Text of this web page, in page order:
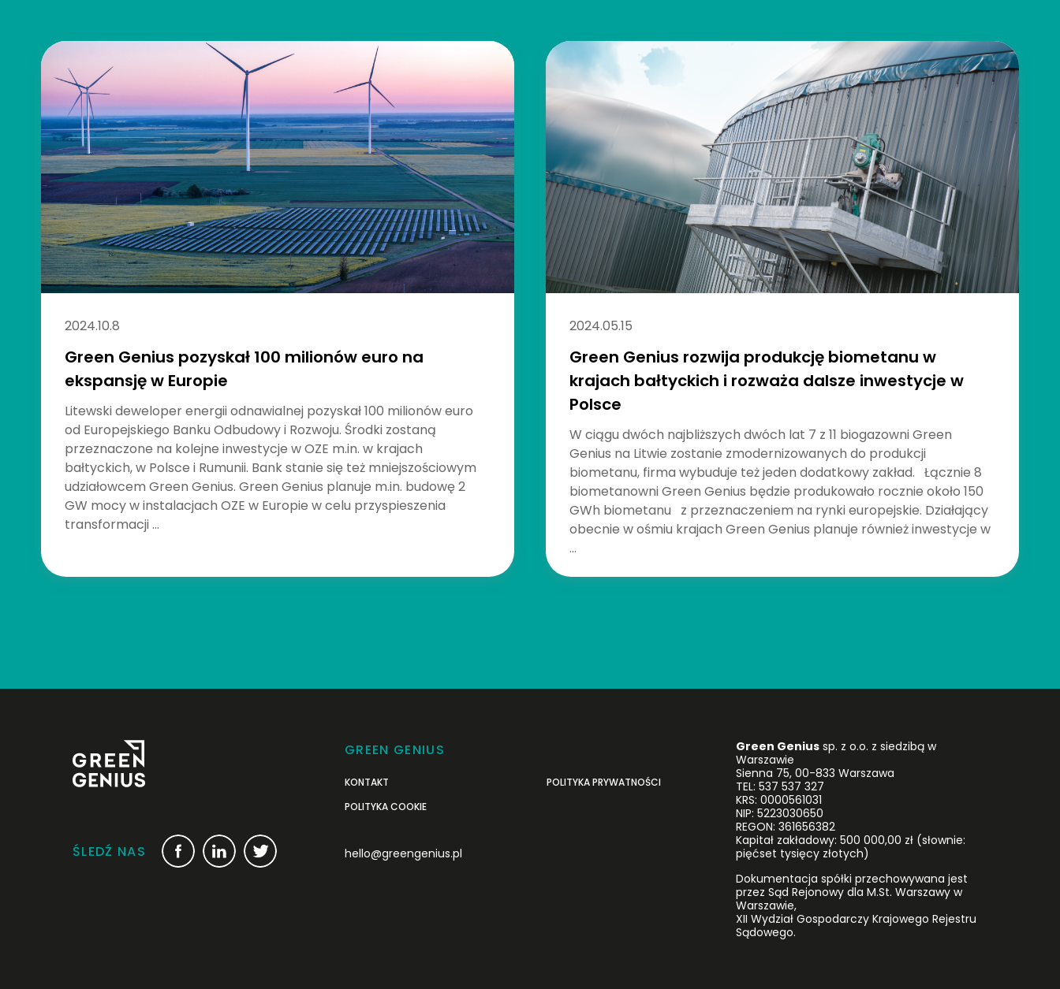
2024.10.8
Green Genius pozyskał 100 milionów euro na
ekspansję w Europie
Litewski deweloper energii odnawialnej pozyskał 100 milionów euro
od Europejskiego Banku Odbudowy i Rozwoju. Środki zostaną
przeznaczone na kolejne inwestycje w OZE m.in. w krajach
bałtyckich, w Polsce i Rumunii. Bank stanie się też mniejszościowym
udziałowcem Green Genius. Green Genius planuje m.in. budowę 2
GW mocy w instalacjach OZE w Europie w celu przyspieszenia
transformacji ...
2024.05.15
Green Genius rozwija produkcję biometanu w
krajach bałtyckich i rozważa dalsze inwestycje w
Polsce
W ciągu dwóch najbliższych dwóch lat 7 z 11 biogazowni Green
Genius na Litwie zostanie zmodernizowanych do produkcji
biometanu, firma wybuduje też jeden dodatkowy zakład. Łącznie 8
biometanowni Green Genius będzie produkowało rocznie około 150
GWh biometanu z przeznaczeniem na rynki europejskie. Działający
obecnie w ośmiu krajach Green Genius planuje również inwestycje w
...
ŚLEDŹ NAS
GREEN GENIUS
KONTAKT
POLITYKA COOKIE
POLITYKA PRYWATNOŚCI
hello@greengenius.pl
Green Genius sp. z o.o. z siedzibą w
Warszawie
Sienna 75, 00-833 Warszawa
TEL: 537 537 327
KRS: 0000561031
NIP: 5223030650
REGON: 361656382
Kapitał zakładowy: 500 000,00 zł (słownie:
pięćset tysięcy złotych)
Dokumentacja spółki przechowywana jest
przez Sąd Rejonowy dla M.St. Warszawy w
Warszawie,
XII Wydział Gospodarczy Krajowego Rejestru
Sądowego.